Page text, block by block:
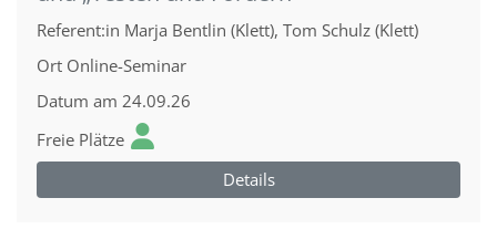
Referent:in Marja Bentlin (Klett), Tom Schulz (Klett)
Ort Online-Seminar
Datum am 24.09.26
Freie Plätze
Details